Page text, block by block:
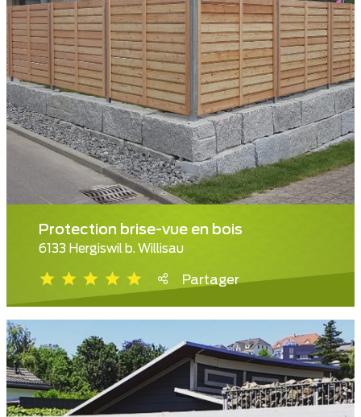
Protection brise-vue en bois
6133 Hergiswil b. Willisau
Partager